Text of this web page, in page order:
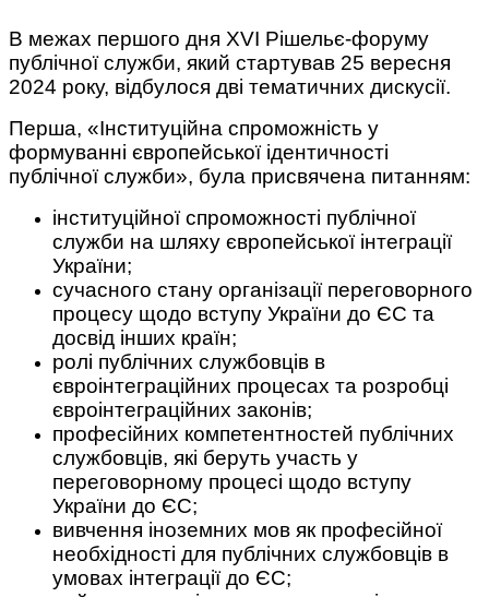
В межах першого дня XVI Рішельє-форуму
публічної служби, який стартував 25 вересня
2024 року, відбулося дві тематичних дискусії.
Перша, «Інституційна спроможність у
формуванні європейської ідентичності
публічної служби», була присвячена питанням:
інституційної спроможності публічної
служби на шляху європейської інтеграції
України;
сучасного стану організації переговорного
процесу щодо вступу України до ЄС та
досвід інших країн;
ролі публічних службовців в
євроінтеграційних процесах та розробці
євроінтеграційних законів;
професійних компетентностей публічних
службовців, які беруть участь у
переговорному процесі щодо вступу
України до ЄС;
вивчення іноземних мов як професійної
необхідності для публічних службовців в
умовах інтеграції до ЄС;